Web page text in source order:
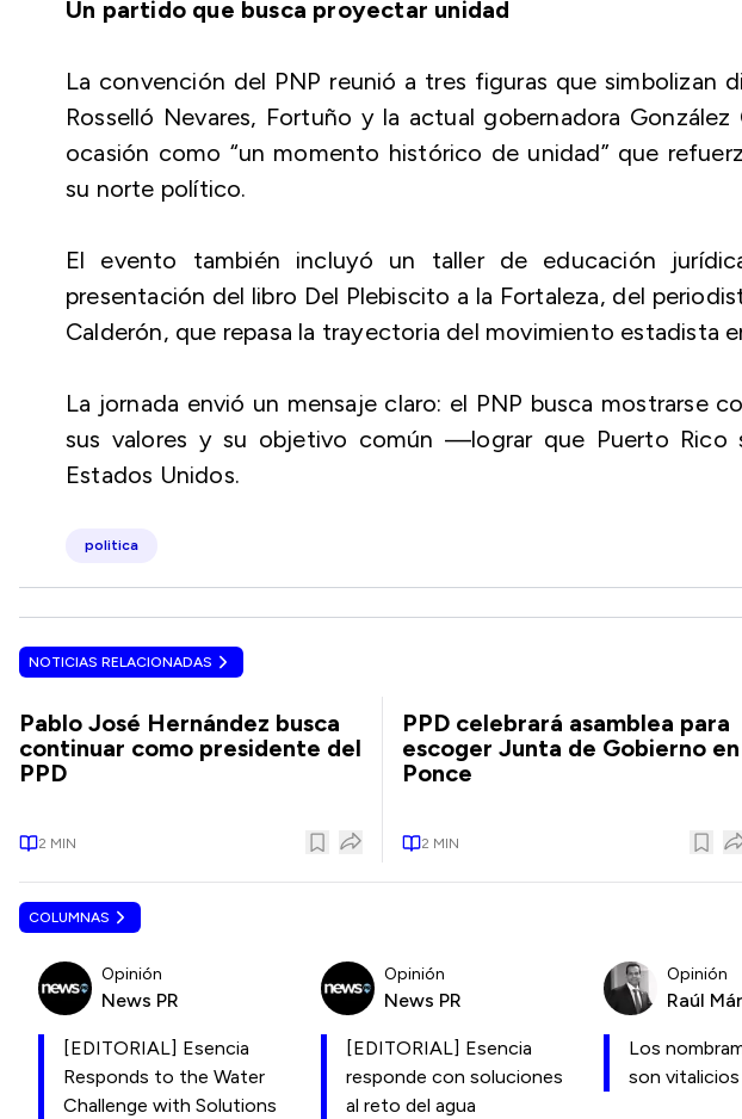
Un partido que busca proyectar unidad
La convención del PNP reunió a tres figuras que simbolizan
Rosselló Nevares, Fortuño y la actual gobernadora
ocasión como “un momento histórico de unidad” que
su norte político.
El evento también incluyó un taller de educación
presentación del libro Del Plebiscito a la Fortaleza, del
Calderón, que repasa la trayectoria del movimiento estadista
La jornada envió un mensaje claro: el PNP busca mostrarse
sus valores y su objetivo común —lograr que Puerto Rico
Estados Unidos.
politica
NOTICIAS RELACIONADAS
Pablo José Hernández busca
continuar como presidente del
PPD
2 MIN
PPD celebrará asamblea para
escoger Junta de Gobierno en
Ponce
2 MIN
COLUMNAS
Opinión
News PR
[EDITORIAL] Esencia
Responds to the Water
Challenge with Solutions
Opinión
News PR
[EDITORIAL] Esencia
responde con soluciones
al reto del agua
Opinión
Raúl
Los
son vitalicios